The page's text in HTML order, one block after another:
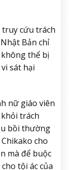
cứu trách
Bản chỉ
thể bị
sát hại
nữ giáo viên
trách
bồi thường
cho
mà để buộc
tội ác của